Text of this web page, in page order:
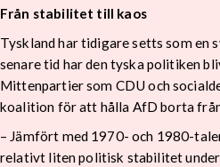
Från stabilitet till kaos
Tyskland har tidigare setts som en
senare tid har den tyska politiken
Mittenpartier som CDU och
koalition för att hålla AfD borta
– Jämfört med 1970- och 1980-
relativt liten politisk stabilitet under